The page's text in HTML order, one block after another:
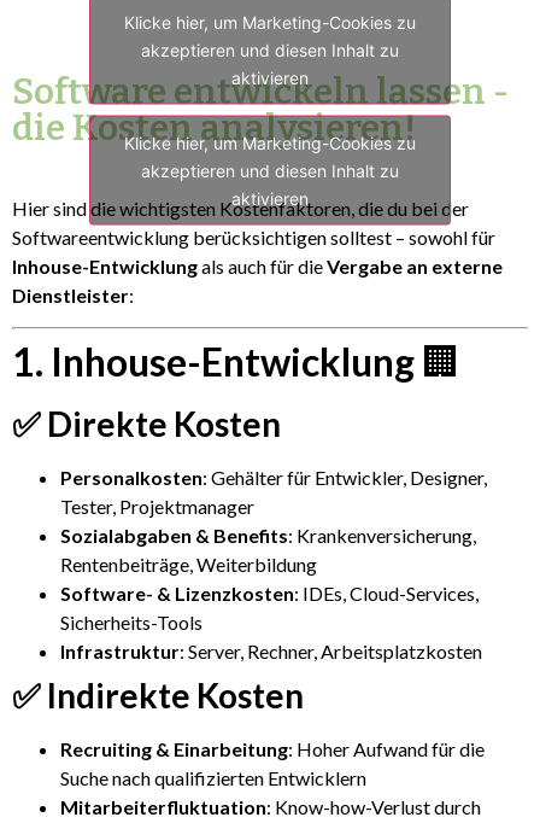
Klicke hier, um Marketing-Cookies zu
akzeptieren und diesen Inhalt zu
aktivieren
Software entwickeln lassen -
die Kosten analysieren!
Klicke hier, um Marketing-Cookies zu
akzeptieren und diesen Inhalt zu
aktivieren
Hier sind die wichtigsten Kostenfaktoren, die du bei der
Softwareentwicklung berücksichtigen solltest – sowohl für
Inhouse-Entwicklungals auch für dieVergabe an externe
Dienstleister:
1. Inhouse-Entwicklung 🏢
✅ Direkte Kosten
Personalkosten: Gehälter für Entwickler, Designer,
Tester, Projektmanager
Sozialabgaben & Benefits: Krankenversicherung,
Rentenbeiträge, Weiterbildung
Software- & Lizenzkosten: IDEs, Cloud-Services,
Sicherheits-Tools
Infrastruktur: Server, Rechner, Arbeitsplatzkosten
✅ Indirekte Kosten
Recruiting & Einarbeitung: Hoher Aufwand für die
Suche nach qualifizierten Entwicklern
Mitarbeiterfluktuation: Know-how-Verlust durch